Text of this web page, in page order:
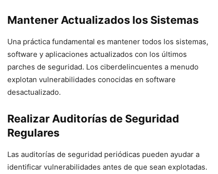
Mantener Actualizados los Sistemas
Una práctica fundamental es mantener todos los sistemas,
software y aplicaciones actualizados con los últimos
parches de seguridad. Los ciberdelincuentes a menudo
explotan vulnerabilidades conocidas en software
desactualizado.
Realizar Auditorías de Seguridad
Regulares
Las auditorías de seguridad periódicas pueden ayudar a
identificar vulnerabilidades antes de que sean explotadas.